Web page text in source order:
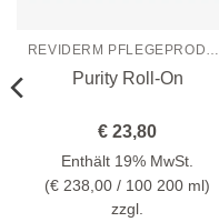
REVIDERM PFLEGEPRODUKTE
Purity Roll-On
€ 23,80
Enthält 19% MwSt.
(€ 238,00/ 100 200 ml)
zzgl.